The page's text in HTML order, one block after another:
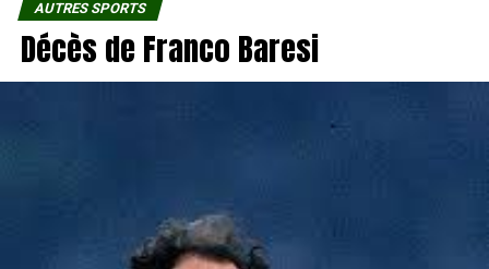
AUTRES SPORTS
Décès de Franco Baresi